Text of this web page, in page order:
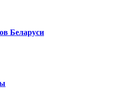
Беларуси